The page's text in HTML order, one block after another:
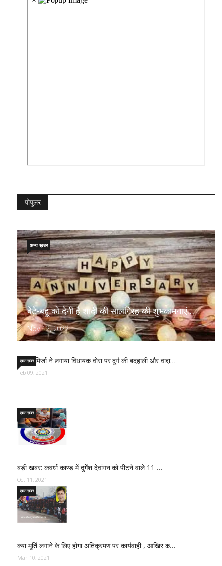
पोपुलर
बेटे-बहू को देनी है शादी की सालगिरह की शुभकामनाएं…
Nov 12, 2022
अन्य ख़बर
साजिद मिर्जा ने लगाया विधायक वोरा पर दुर्ग की बदहाली और वादा…
ख़ास ख़बर
Feb 09, 2021
बड़ी खबर: कवर्धा काण्ड में दुर्गेश देवांगन को पीटने वाले 11 …
ख़ास ख़बर
Oct 11, 2021
क्या मूर्ति लगाने के लिए होगा अतिक्रमण पर कार्यवाही , आखिर क…
ख़ास ख़बर
Mar 10, 2021